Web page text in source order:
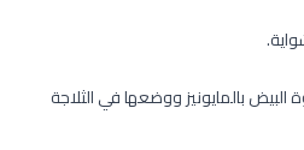
بالمايونيز ووضعها في الثلاجة